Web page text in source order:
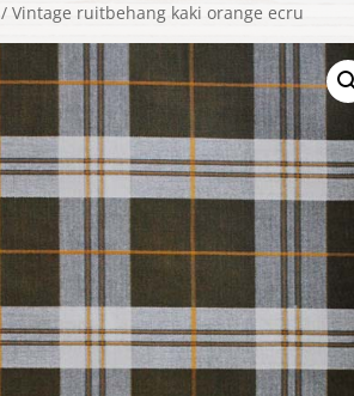
/ Vintage ruitbehang kaki orange ecru